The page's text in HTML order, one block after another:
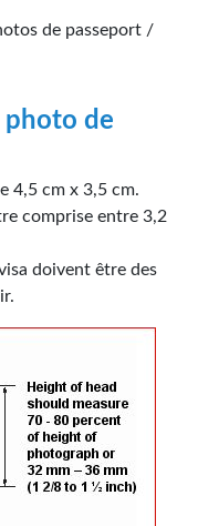
de passeport /
photo de
4,5 cm x 3,5 cm.
comprise entre 3,2
doivent être des